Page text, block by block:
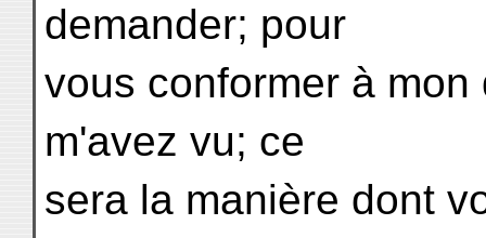
demander; pour
vous conformer à
m'avez vu; ce
sera la manière dont